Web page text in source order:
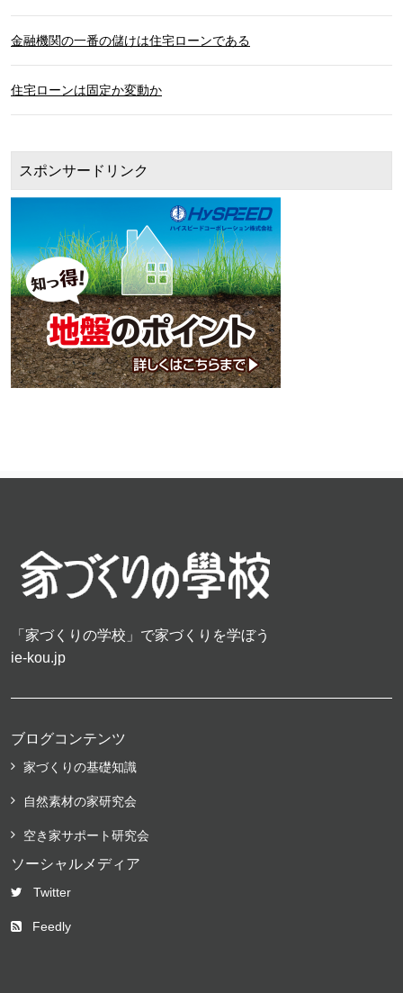
金融機関の一番の儲けは住宅ローンである
住宅ローンは固定か変動か
スポンサードリンク
「家づくりの学校」で家づくりを学ぼう
ie-kou.jp
ブログコンテンツ
家づくりの基礎知識
自然素材の家研究会
空き家サポート研究会
ソーシャルメディア
Twitter
Feedly